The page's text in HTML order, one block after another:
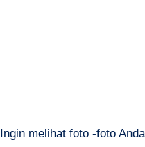
Ingin melihat foto -foto